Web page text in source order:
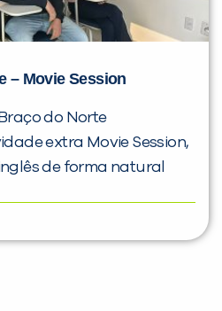
– Movie Session
do Norte
extra Movie Session,
de forma natural